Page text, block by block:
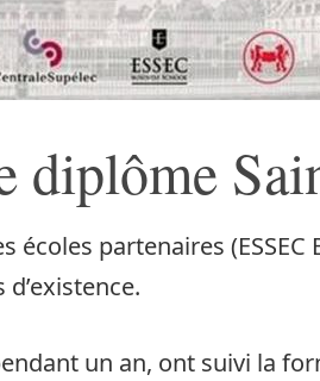
diplôme
partenaires (ESSEC
un an, ont suivi la